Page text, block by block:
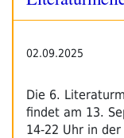
02.09.2025
Die 6.
findet am 13.
14-22 Uhr in